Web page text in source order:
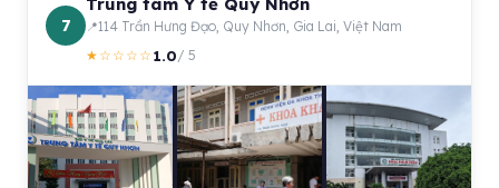
7
114 Trần Hưng Đạo, Quy Nhơn, Gia Lai, Việt Nam
★☆☆☆☆ 1.0/ 5